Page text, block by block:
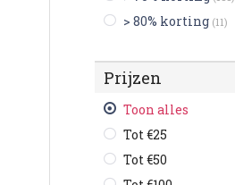
Björn Borg (42)
Blackstone (107)
Braqeez
Brenda Zaro
British Knights
Bronx(301)
Buffalo
> 80% korting (11)
Prijzen
Toon alles
Tot €25
Tot €50